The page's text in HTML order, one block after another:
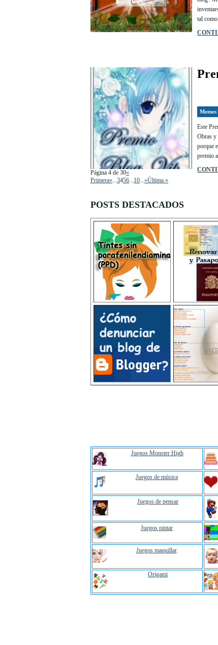
tal
Este
Obras y
porque
premio
Página 4 de 30«
Primera«...3456...10...»Última »
POSTS DESTACADOS
Juegos Monster High
Juegos de música
Juegos de pensar
Juegos pintar
Juegos maquillar.
Origami